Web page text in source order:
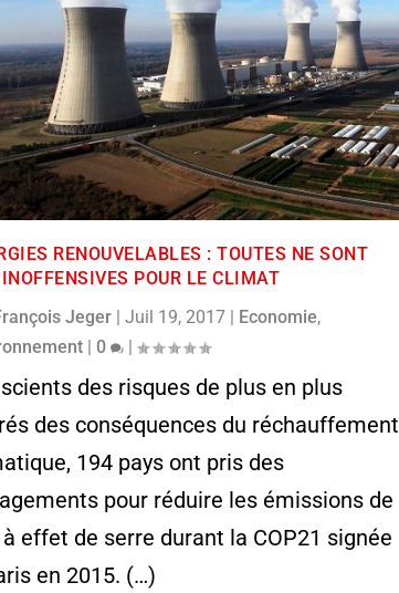
RENOUVELABLES : TOUTES NE SONT
POUR LE CLIMAT
Jeger| Juil 19, 2017| Economie,
| 0 |
des risques de plus en plus
des conséquences du réchauffement
194 pays ont pris des
pour réduire les émissions de
effet de serre durant la COP21 signée
en 2015. (…)